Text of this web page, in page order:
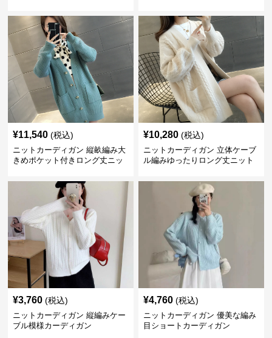
¥11,540 (税込)
ニットカーディガン 縦畝編み大
きめポケット付きロング丈ニッ
¥10,280 (税込)
ニットカーディガン 立体ケーブ
ル編みゆったりロング丈ニット
¥3,760 (税込)
ニットカーディガン 縦編みケー
ブル模様カーディガン
¥4,760 (税込)
ニットカーディガン 優美な編み
目ショートカーディガン